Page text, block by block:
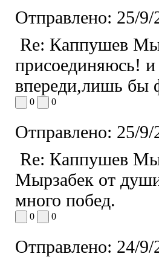
Отправлено: 25/
Re: Каппушев
присоединяюсь!
впереди,лишь бы
0 0
Отправлено: 25/
Re: Каппушев
Мырзабек от
много побед.
0 0
Отправлено: 24/